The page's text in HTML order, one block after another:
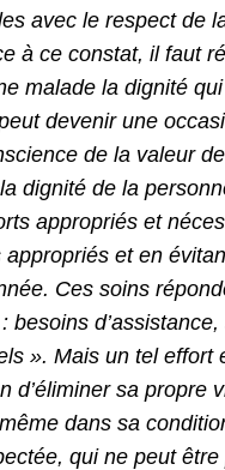
avec le respect de
à ce constat, il faut
malade la dignité
devenir une
de la valeur
dignité de la
appropriés et
et en
Ces soins
». Mais un tel effort
sa propre
dans sa
qui ne peut